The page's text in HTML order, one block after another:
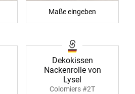
Maße eingeben
Dekokissen
Nackenrolle von
Lysel
Colomiers #2T